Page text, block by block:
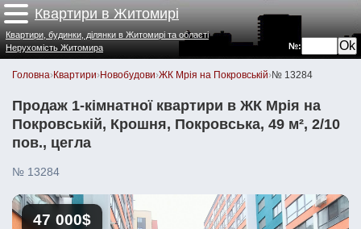
Квартири в Житомирі
№:
Квартири, будинки, ділянки в Житомирі та області
Нерухомість Житомира
Головна›Квартири›Новобудови›ЖК Мрія на Покровській›№ 13284
Продаж 1-кімнатної квартири в ЖК Мрія на
Покровській, Крошня, Покровська, 49 м², 2/10
пов., цегла
№ 13284
47 000$